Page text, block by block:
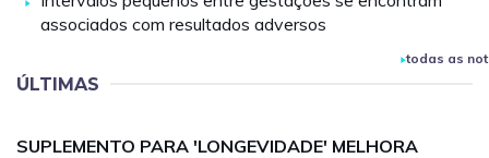
associados com resultados adversos
todas as
ÚLTIMAS
SUPLEMENTO PARA 'LONGEVIDADE' MELHORA